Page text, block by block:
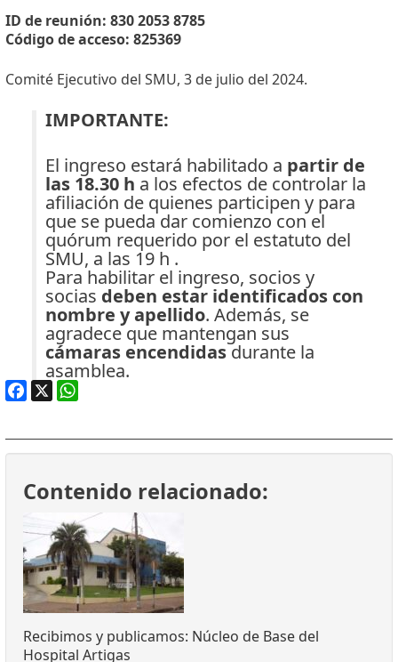
ID de reunión: 830 2053 8785
Código de acceso: 825369
Comité Ejecutivo del SMU, 3 de julio del 2024.
IMPORTANTE:
El ingreso estará habilitado a partir de
las 18.30 h a los efectos de controlar la
afiliación de quienes participen y para
que se pueda dar comienzo con el
quórum requerido por el estatuto del
SMU, a las 19 h .
Para habilitar el ingreso, socios y
socias deben estar identificados con
nombre y apellido. Además, se
agradece que mantengan sus
cámaras encendidasdurante la
asamblea.
Contenido relacionado:
Recibimos y publicamos: Núcleo de Base del
Hospital Artigas